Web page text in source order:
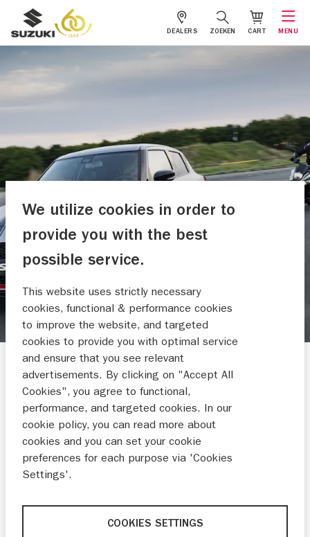
DEALERS ZOEKEN CART MENU
TEST: SUZUKI KATANA: BETER
ALS MOTOR OF ALS AUTO?
(2019)
Onderzocht door Autoblog.nl
We utilize cookies in order to
provide you with the best
possible service.
This website uses strictly necessary
cookies, functional & performance cookies
to improve the website, and targeted
cookies to provide you with optimal service
and ensure that you see relevant
advertisements. By clicking on "Accept All
Cookies", you agree to functional,
performance, and targeted cookies. In our
cookie policy, you can read more about
cookies and you can set your cookie
preferences for each purpose via 'Cookies
Settings'.
COOKIES SETTINGS